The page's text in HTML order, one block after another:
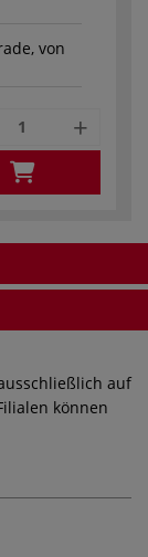
von
+
auf
können